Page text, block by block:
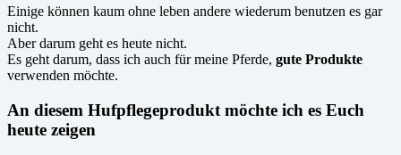
Einige können kaum ohne leben andere wiederum benutzen es gar
nicht.
Aber darum geht es heute nicht.
Es geht darum, dass ich auch für meine Pferde, gute Produkte
verwenden möchte.
An diesem Hufpflegeprodukt möchte ich es Euch
heute zeigen